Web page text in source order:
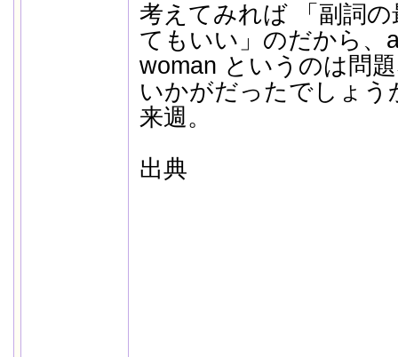
考えてみれば 「副詞
てもいい」のだから、
woman というのは問
いかがだったでしょ
来週。
出典